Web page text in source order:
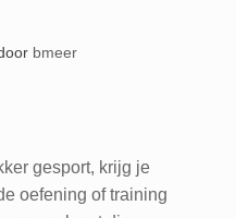
bmeer
gesport, krijg je
oefening of training